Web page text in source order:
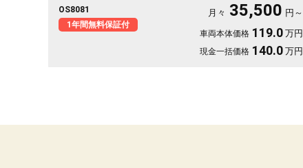
週末の遠出まで大活躍。前後ドラレコで万が一の時も映像がしっ
かり残せて安心。天井のフリップダウンモニターで長距離も退屈
知らず。毎日の相棒にぴったりの一台です🚗✨💺🙌😊《1年保証
OS8081
1年間無料保証付
月々 35,500 円～
車両本体価格 119.0 万円
現金一括価格 140.0 万円